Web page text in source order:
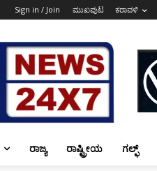
Sign in / Join ಮುಖಪುಟ ಕರಾವಳಿ
ರಾಜ್ಯ ರಾಷ್ಟ್ರೀಯ ಗಲ್ಫ್